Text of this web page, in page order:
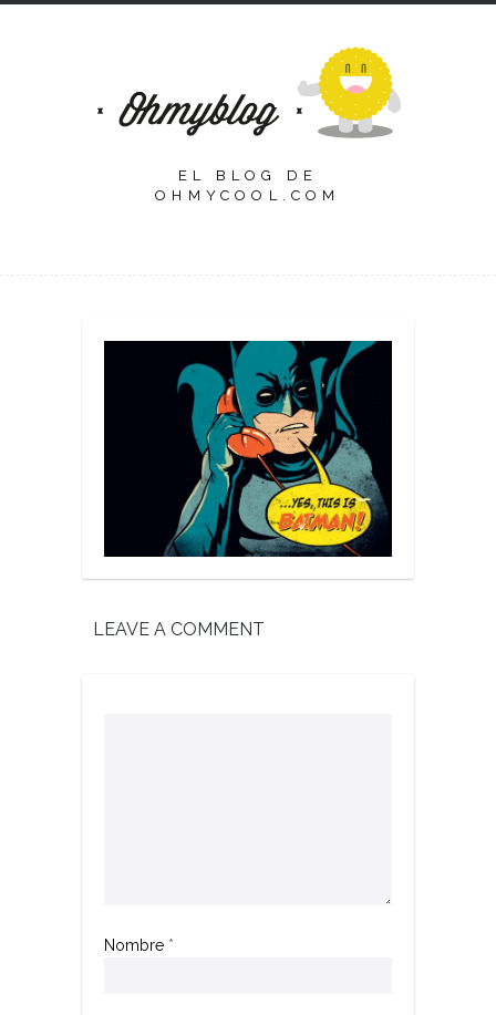
EL BLOG DE
OHMYCOOL.COM
LEAVE A COMMENT
Nombre *